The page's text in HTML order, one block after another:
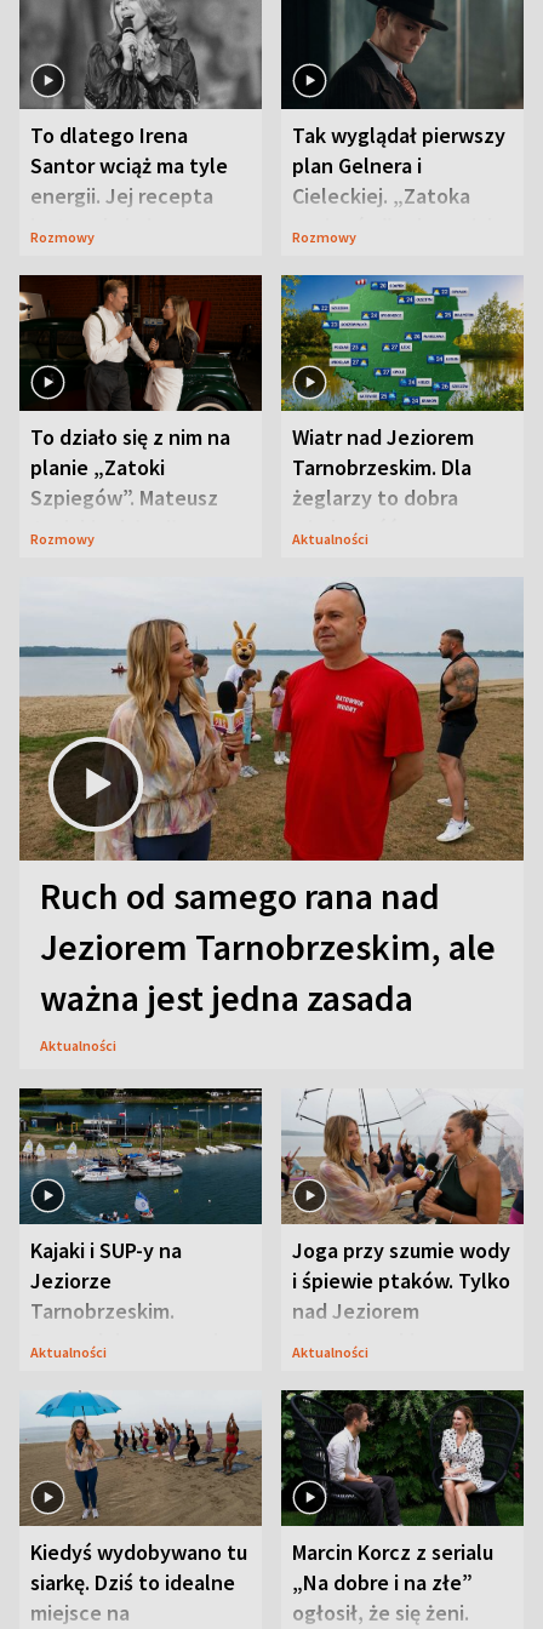
To dlatego Irena
Santor wciąż ma tyle
energii. Jej recepta
jest zaskakująco
Rozmowy
Tak wyglądał pierwszy
plan Gelnera i
Cieleckiej. „Zatoka
szpiegów” od razu ich
Rozmowy
To działo się z nim na
planie „Zatoki
Szpiegów”. Mateusz
Janicki odsłonił
Rozmowy
Wiatr nad Jeziorem
Tarnobrzeskim. Dla
żeglarzy to dobra
wiadomość
Aktualności
Ruch od samego rana nad
Jeziorem Tarnobrzeskim, ale
ważna jest jedna zasada
Aktualności
Kajaki i SUP-y na
Jeziorze
Tarnobrzeskim.
Przyrodnicy zwracają
Aktualności
Joga przy szumie wody
i śpiewie ptaków. Tylko
nad Jeziorem
Tarnobrzeskim
Aktualności
Kiedyś wydobywano tu
siarkę. Dziś to idealne
miejsce na
Marcin Korcz z serialu
„Na dobre i na złe”
ogłosił, że się żeni.